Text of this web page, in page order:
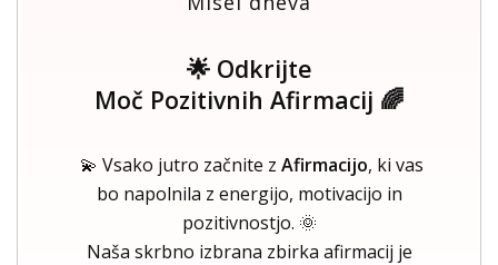
🌟 Odkrijte
Moč Pozitivnih Afirmacij 🌈
💫 Vsako jutro začnite z Afirmacijo, ki vas
bo napolnila z energijo, motivacijo in
pozitivnostjo. 🌞
Naša skrbno izbrana zbirka afirmacij je